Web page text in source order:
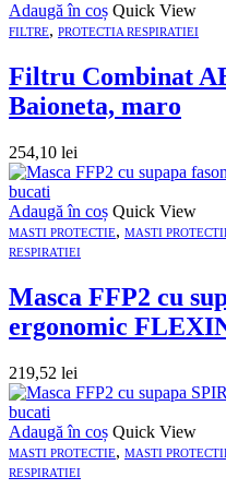
Adaugă în coș Quick View
FILTRE, PROTECTIA RESPIRATIEI
Filtru Combinat
Baioneta, maro
254,10 lei
Adaugă în coș Quick View
MASTI PROTECTIE, MASTI
RESPIRATIEI
Masca FFP2 cu
ergonomic
219,52 lei
Adaugă în coș Quick View
MASTI PROTECTIE, MASTI
RESPIRATIEI